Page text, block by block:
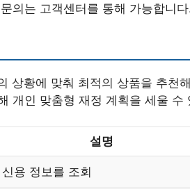
의는 고객센터를 통해 가능합니
상황에 맞춰 최적의 상품을 추천
개인 맞춤형 재정 계획을 세울 수
설명
용 정보를 조회